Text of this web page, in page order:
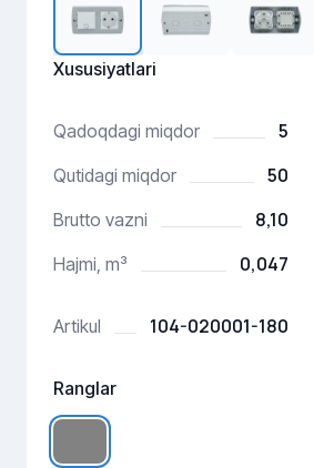
Xususiyatlari
Qadoqdagi miqdor 5
Qutidagi miqdor 50
Brutto vazni 8,10
Hajmi, m³ 0,047
Artikul 104-020001-180
Ranglar